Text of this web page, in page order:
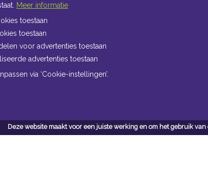
Deze website maakt voor een juiste werking en om het gebruik
Meer informatie
toestaan
toestaan
voor advertenties toestaan
advertenties toestaan
via ‘Cookie-instellingen’.